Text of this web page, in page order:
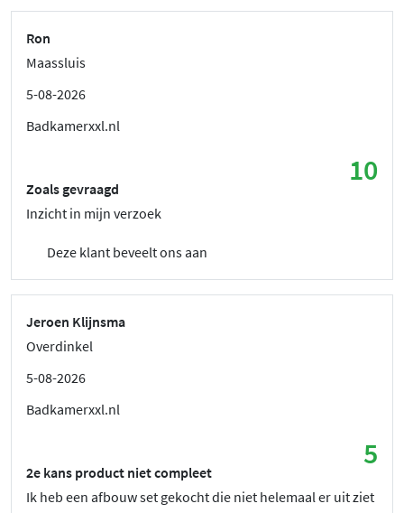
Ron
Maassluis
5-08-2026
Badkamerxxl.nl
10
Zoals gevraagd
Inzicht in mijn verzoek
Deze klant beveelt ons aan
Jeroen Klijnsma
Overdinkel
5-08-2026
Badkamerxxl.nl
5
2e kans product niet compleet
Ik heb een afbouw set gekocht die niet helemaal er uit ziet